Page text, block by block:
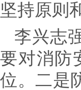
坚持原则
李兴志
要对消防
位。 二是